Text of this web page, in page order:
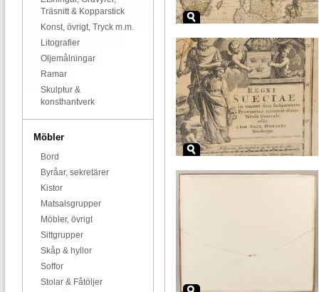
Träsnitt & Kopparstick
Konst, övrigt, Tryck m.m.
Litografier
Oljemålningar
Ramar
Skulptur &
konsthantverk
Möbler
Bord
Byråar, sekretärer
Kistor
Matsalsgrupper
Möbler, övrigt
Sittgrupper
Skåp & hyllor
Soffor
Stolar & Fåtöljer